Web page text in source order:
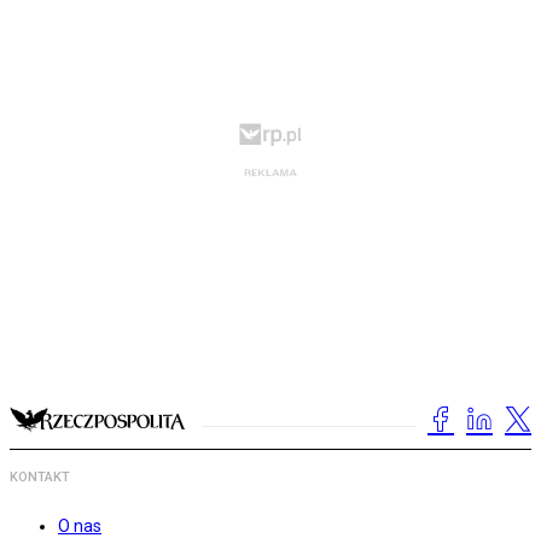
KONTAKT
O nas